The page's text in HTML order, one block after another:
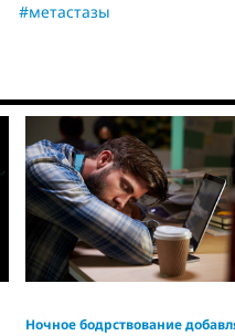
#метастазы
Ночное бодрствование